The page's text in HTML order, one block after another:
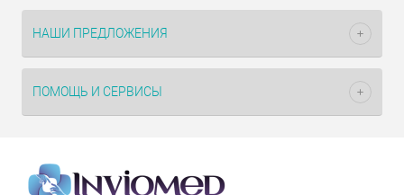
НАШИ ПРЕДЛОЖЕНИЯ
ПОМОЩЬ И СЕРВИСЫ